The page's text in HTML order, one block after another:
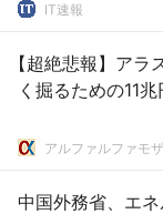
IT速報
【超絶悲報】ア
く掘るための11
アルファルファモ
中国外務省、エ